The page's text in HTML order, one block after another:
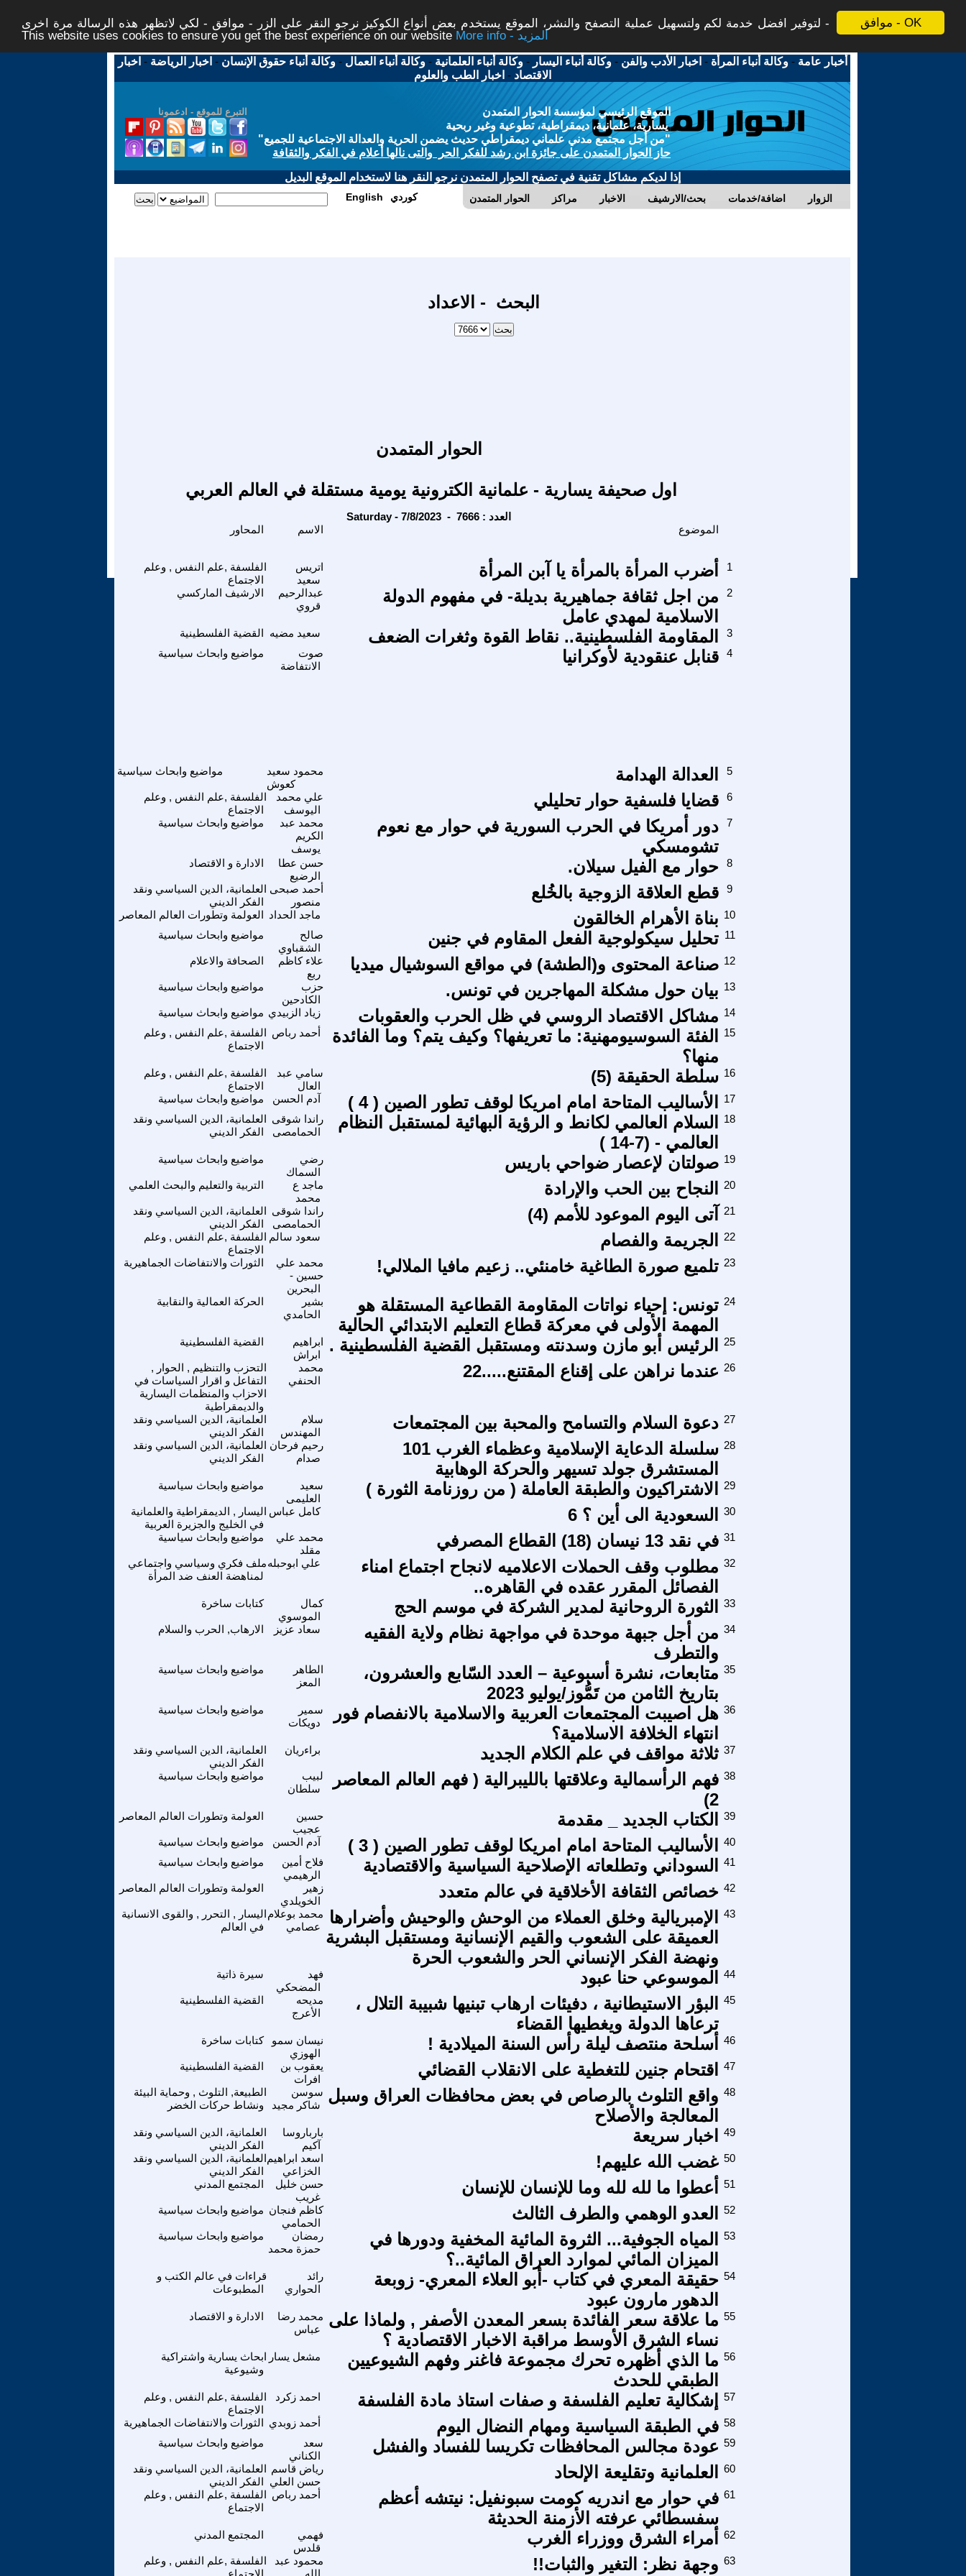
موافق - OK
لتوفير افضل خدمة لكم ولتسهيل عملية التصفح والنشر، الموقع يستخدم بعض أنواع الكوكيز نرجو النقر على الزر - موافق - لكي لاتظهر هذه الرسالة مرة اخرى -
This website uses cookies to ensure you get the best experience on our website
More info - المزيد
أخبار عامة -وكالة أنباء المرأة - اخبار الأدب والفن -وكالة أنباء اليسار -وكالة أنباء العلمانية -وكالة أنباء العمال -وكالة أنباء حقوق الإنسان - اخبار الرياضة - اخبار
الاقتصاد - اخبار الطب والعلوم
التبرع للموقع - ادعمونا
الموقع الرئيسي لمؤسسة الحوار المتمدن
يسارية، علمانية، ديمقراطية، تطوعية وغير ربحية
"من أجل مجتمع مدني علماني ديمقراطي حديث يضمن الحرية والعدالة الاجتماعية للجميع"
حاز الحوار المتمدن على جائزة ابن رشد للفكر الحر والتى نالها أعلام في الفكر والثقافة
إذا لديكم مشاكل تقنية في تصفح الحوار المتمدن نرجو النقر هنا لاستخدام الموقع البديل
الحوار المتمدن مراكز الاخبار بحث/الارشيف اضافة/خدمات الزوار English كوردي
البحث - الاعداد
الحوار المتمدن
اول صحيفة يسارية - علمانية الكترونية يومية مستقلة في العالم العربي
Saturday - 7/8/2023 - العدد : 7666
الاسم الموضوع
الفلسفة ,علم النفس , وعلم
الاجتماع
اتريس
سعيد
أضرب المرأة بالمرأة يا آبن المرأة 1
الارشيف الماركسي
عبدالرحيم
قروي
من اجل ثقافة جماهيرية بديلة- في مفهوم الدولة
الاسلامية لمهدي عامل
2
القضية الفلسطينية سعيد مضيه المقاومة الفلسطينية.. نقاط القوة وثغرات الضعف
3
مواضيع وابحاث سياسية
صوت
الانتفاضة
قنابل عنقودية لأوكرانيا 4
مواضيع وابحاث سياسية
محمود سعيد
كعوش
العدالة الهدامة 5
الفلسفة ,علم النفس , وعلم
الاجتماع
علي محمد
اليوسف
قضايا فلسفية حوار تحليلي 6
مواضيع وابحاث سياسية
محمد عبد
الكريم
يوسف
دور أمريكا في الحرب السورية في حوار مع نعوم
تشومسكي
7
الادارة و الاقتصاد
حسن عطا
الرضيع
حوار مع الفيل سيلان. 8
العلمانية، الدين السياسي ونقد
الفكر الديني
أحمد صبحى
منصور
قطع العلاقة الزوجية بالخُلع 9
العولمة وتطورات العالم المعاصر ماجد الحداد بناة الأهرام الخالقون 10
مواضيع وابحاث سياسية
صالح
الشقباوي
تحليل سيكولوجية الفعل المقاوم في جنين 11
الصحافة والاعلام
علاء كاظم
ربع
صناعة المحتوى و(الطشة) في مواقع السوشيال ميديا 12
مواضيع وابحاث سياسية
حزب
الكادحين
بيان حول مشكلة المهاجرين في تونس. 13
مواضيع وابحاث سياسية زياد الزبيدي مشاكل الاقتصاد الروسي في ظل الحرب والعقوبات 14
الفلسفة ,علم النفس , وعلم
الاجتماع
أحمد رباص
الفئة السوسيومهنية: ما تعريفها؟ وكيف يتم؟ وما الفائدة
منها؟
15
الفلسفة ,علم النفس , وعلم
الاجتماع
سامي عبد
العال
سلطة الحقيقة (5) 16
مواضيع وابحاث سياسية آدم الحسن الأساليب المتاحة امام امريكا لوقف تطور الصين ( 4 )
17
العلمانية، الدين السياسي ونقد
الفكر الديني
راندا شوقى
الحمامصى
السلام العالمي لكانط و الرؤية البهائية لمستقبل النظام
العالمي - (7-14 )
18
مواضيع وابحاث سياسية
رضي
السماك
صولتان لإعصار ضواحي باريس 19
التربية والتعليم والبحث العلمي
ماجد ع
محمد
النجاح بين الحب والإرادة 20
العلمانية، الدين السياسي ونقد
الفكر الديني
راندا شوقى
الحمامصى
آتى اليوم الموعود للأمم (4) 21
الفلسفة ,علم النفس , وعلم
الاجتماع
سعود سالم الجريمة والفصام 22
الثورات والانتفاضات الجماهيرية
محمد علي
حسين -
البحرين
تلميع صورة الطاغية خامنئي.. زعيم مافيا الملالي! 23
الحركة العمالية والنقابية
بشير
الحامدي
تونس: إحياء نواتات المقاومة القطاعية المستقلة هو
المهمة الأولى في معركة قطاع التعليم الابتدائي الحالية
24
القضية الفلسطينية
ابراهيم
ابراش
الرئيس أبو مازن وسدنته ومستقبل القضية الفلسطينية . 25
التحزب والتنظيم , الحوار ,
التفاعل و اقرار السياسات في
الاحزاب والمنظمات اليسارية
والديمقراطية
محمد
الحنفي
عندما نراهن على إقناع المقتنع.....22 26
العلمانية، الدين السياسي ونقد
الفكر الديني
سلام
المهندس
دعوة السلام والتسامح والمحبة بين المجتمعات 27
العلمانية، الدين السياسي ونقد
الفكر الديني
رحيم فرحان
صدام
سلسلة الدعاية الإسلامية وعظماء الغرب 101
المستشرق جولد تسيهر والحركة الوهابية
28
مواضيع وابحاث سياسية
سعيد
العليمى
الاشتراكيون والطبقة العاملة ( من روزنامة الثورة ) 29
اليسار , الديمقراطية والعلمانية
في الخليج والجزيرة العربية
كامل عباس السعودية الى أين ؟ 6 30
مواضيع وابحاث سياسية
محمد علي
مقلد
في نقد 13 نيسان (18) القطاع المصرفي 31
ملف فكري وسياسي واجتماعي
لمناهضة العنف ضد المرأة
علي ابوحبله
مطلوب وقف الحملات الاعلاميه لانجاح اجتماع امناء
الفصائل المقرر عقده في القاهره..
32
كتابات ساخرة
كمال
الموسوي
الثورة الروحانية لمدير الشركة في موسم الحج 33
الارهاب, الحرب والسلام سعاد عزيز
من أجل جبهة موحدة في مواجهة نظام ولاية الفقيه
والتطرف
34
مواضيع وابحاث سياسية
الطاهر
المعز
متابعات، نشرة أسبوعية – العدد السّابع والعشرون،
بتاريخ الثامن من تَمُّوز/يوليو 2023
35
مواضيع وابحاث سياسية
سمير
دويكات
هل اصيبت المجتمعات العربية والاسلامية بالانفصام فور
انتهاء الخلافة الاسلامية؟
36
العلمانية، الدين السياسي ونقد
الفكر الديني
براءريان ثلاثة مواقف في علم الكلام الجديد 37
مواضيع وابحاث سياسية
لبيب
سلطان
فهم الرأسمالية وعلاقتها بالليبرالية ( فهم العالم المعاصر
2)
38
العولمة وتطورات العالم المعاصر
حسين
عجيب
الكتاب الجديد _ مقدمة 39
مواضيع وابحاث سياسية آدم الحسن الأساليب المتاحة امام امريكا لوقف تطور الصين ( 3 )
40
مواضيع وابحاث سياسية
فلاح أمين
الرهيمي
السوداني وتطلعاته الإصلاحية السياسية والاقتصادية 41
العولمة وتطورات العالم المعاصر
زهير
الخويلدي
خصائص الثقافة الأخلاقية في عالم متعدد 42
اليسار , التحرر , والقوى الانسانية
في العالم
محمد بوعلام
عصامي
الإمبريالية وخلق العملاء من الوحش والوحيش وأضرارها
العميقة على الشعوب والقيم الإنسانية ومستقبل البشرية
ونهضة الفكر الإنساني الحر والشعوب الحرة
43
سيرة ذاتية
فهد
المضحكي
الموسوعي حنا عبود 44
القضية الفلسطينية
مديحه
الأعرج
البؤر الاستيطانية ، دفيئات ارهاب تبنيها شبيبة التلال ،
ترعاها الدولة ويغطيها القضاء
45
كتابات ساخرة
نيسان سمو
الهوزي
أسلحة منتصف ليلة رأس السنة الميلادية ! 46
القضية الفلسطينية
يعقوب بن
افرات
اقتحام جنين للتغطية على الانقلاب القضائي 47
الطبيعة, التلوث , وحماية البيئة
ونشاط حركات الخضر
سوسن
شاكر مجيد
واقع التلوث بالرصاص في بعض محافظات العراق وسبل
المعالجة والأصلاح
48
العلمانية، الدين السياسي ونقد
الفكر الديني
بارباروسا
آكيم
اخبار سريعة 49
العلمانية، الدين السياسي ونقد
الفكر الديني
اسعد ابراهيم
الخزاعي
غضب الله عليهم! 50
المجتمع المدني
حسن خليل
غريب
أعطوا ما لله لله وما للإنسان للإنسان 51
مواضيع وابحاث سياسية كاظم فنجان
الحمامي
العدو الوهمي والطرف الثالث 52
مواضيع وابحاث سياسية
رمضان
حمزة محمد
المياه الجوفية... الثروة المائية المخفية ودورها في
الميزان المائي لموارد العراق المائية..؟
53
قراءات في عالم الكتب و
المطبوعات
رائد
الحواري
حقيقة المعري في كتاب -أبو العلاء المعري- زوبعة
الدهور مارون عبود
54
الادارة و الاقتصاد
محمد رضا
عباس
ما علاقة سعر الفائدة بسعر المعدن الأصفر , ولماذا على
نساء الشرق الأوسط مراقبة الاخبار الاقتصادية ؟
55
ابحاث يسارية واشتراكية
وشيوعية
مشعل يسار
ما الذي أظهره تحرك مجموعة فاغنر وفهم الشيوعيين
الطبقي للحدث
56
الفلسفة ,علم النفس , وعلم
الاجتماع
احمد زكرد إشكالية تعليم الفلسفة و صفات استاذ مادة الفلسفة 57
الثورات والانتفاضات الجماهيرية أحمد زوبدي في الطبقة السياسية ومهام النضال اليوم 58
مواضيع وابحاث سياسية
سعد
الكناني
عودة مجالس المحافظات تكريسا للفساد والفشل 59
العلمانية، الدين السياسي ونقد
الفكر الديني
رياض قاسم
حسن العلي
العلمانية وتقليعة الإلحاد 60
الفلسفة ,علم النفس , وعلم
الاجتماع
أحمد رباص
في حوار مع اندريه كومت سبونفيل: نيتشه أعظم
سفسطائي عرفته الأزمنة الحديثة
61
المجتمع المدني
فهمي
قلدس
أمراء الشرق ووزراء الغرب 62
الفلسفة ,علم النفس , وعلم
الاجتماع
محمود عبد
الله
وجهة نظر: التغير والثبات!! 63